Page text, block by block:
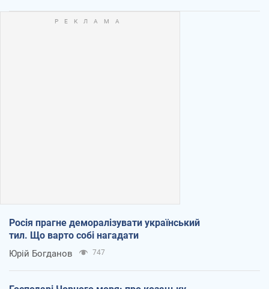
Росія прагне деморалізувати український
тил. Що варто собі нагадати
Юрій Богданов 747